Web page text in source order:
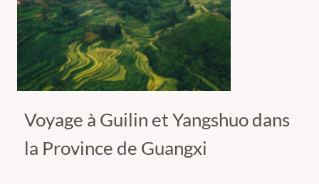
Voyage à Guilin et Yangshuo dans
la Province de Guangxi